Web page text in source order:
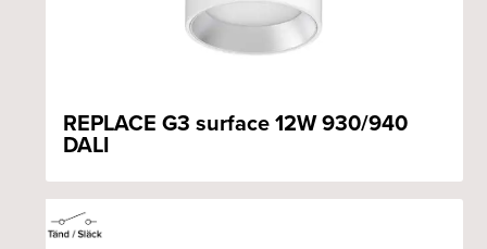
REPLACE G3 surface 12W 930/940
DALI